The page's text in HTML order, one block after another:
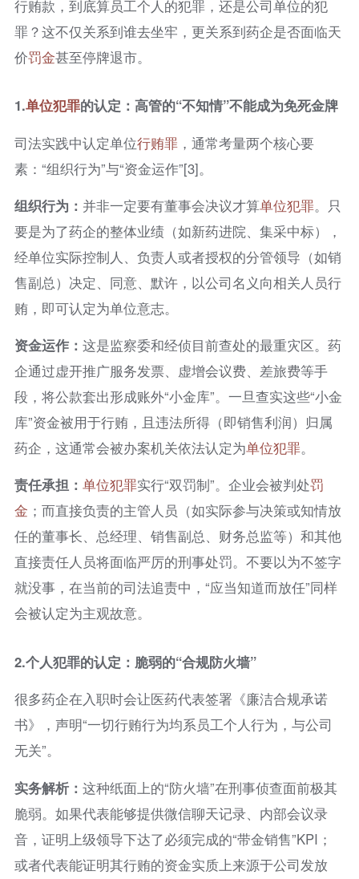
行贿款，到底算员工个人的犯罪，还是公司单位的犯
罪？这不仅关系到谁去坐牢，更关系到药企是否面临天
价罚金甚至停牌退市。
1.单位犯罪的认定：高管的“不知情”不能成为免死金牌
司法实践中认定单位行贿罪，通常考量两个核心要
素：“组织行为”与“资金运作”[3]。
组织行为： 并非一定要有董事会决议才算单位犯罪。只
要是为了药企的整体业绩（如新药进院、集采中标），
经单位实际控制人、负责人或者授权的分管领导（如销
售副总）决定、同意、默许，以公司名义向相关人员行
贿，即可认定为单位意志。
资金运作： 这是监察委和经侦目前查处的最重灾区。药
企通过虚开推广服务发票、虚增会议费、差旅费等手
段，将公款套出形成账外“小金库”。一旦查实这些“小金
库”资金被用于行贿，且违法所得（即销售利润）归属
药企，这通常会被办案机关依法认定为单位犯罪。
责任承担： 单位犯罪实行“双罚制”。企业会被判处罚
金 ；而直接负责的主管人员（如实际参与决策或知情放
任的董事长、总经理、销售副总、财务总监等）和其他
直接责任人员将面临严厉的刑事处罚。不要以为不签字
就没事，在当前的司法追责中，“应当知道而放任”同样
会被认定为主观故意。
2.个人犯罪的认定：脆弱的“合规防火墙”
很多药企在入职时会让医药代表签署《廉洁合规承诺
书》，声明“一切行贿行为均系员工个人行为，与公司
无关”。
实务解析： 这种纸面上的“防火墙”在刑事侦查面前极其
脆弱。如果代表能够提供微信聊天记录、内部会议录
音，证明上级领导下达了必须完成的“带金销售”KPI；
或者代表能证明其行贿的资金实质上来源于公司发放